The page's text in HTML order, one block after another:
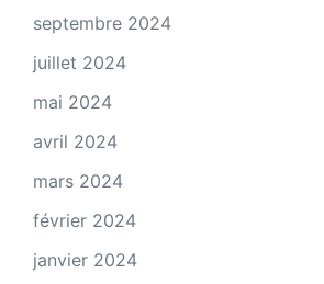
septembre 2024
juillet 2024
mai 2024
avril 2024
mars 2024
février 2024
janvier 2024